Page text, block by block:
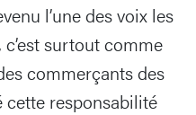
l’une des voix les
surtout comme
commerçants des
cette responsabilité